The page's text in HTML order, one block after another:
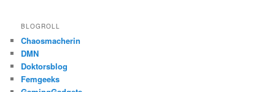
BLOGROLL
Chaosmacherin
DMN
Doktorsblog
Femgeeks